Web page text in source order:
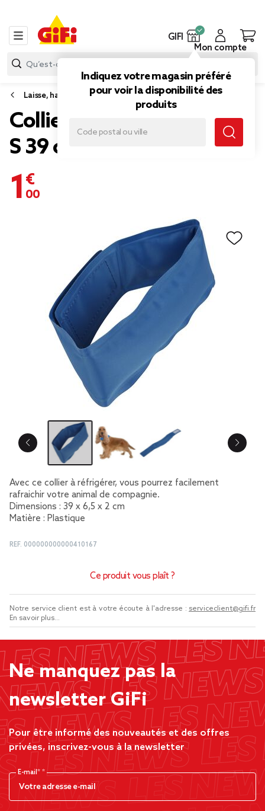
GIFI
Indiquez votre magasin préféré
pour voir la disponibilité des
produits
Mon compte
Laisse, harnais et collier pour chien
Collier rafraîchissant taille
S 39 cm
1,00 €
Avec ce collier à réfrigérer, vous pourrez facilement
rafraichir votre animal de compagnie.
Dimensions : 39 x 6,5 x 2 cm
Matière : Plastique
REF. 000000000000410167
Ce produit vous plaît ?
Notre service client est à votre écoute à l'adresse : serviceclient@gifi.fr
En savoir plus...
Ne manquez pas la
newsletter GiFi
Pour être informé des nouveautés et des offres
privées, inscrivez-vous à la newsletter
E-mail*